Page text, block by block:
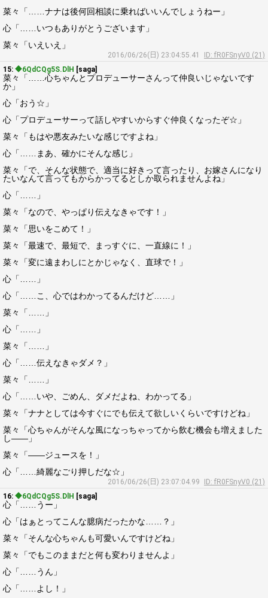
菜々「……ナナは後何回相談に乗ればいいんでしょうねー」
心「……いつもありがとうございます」
菜々「いえいえ」
2016/06/26(日) 23:04:55.41
ID: fR0FSnyV0 (21)
15: ◆6QdCQg5S.DlH [saga]
菜々「……心ちゃんとプロデューサーさんって仲良いじゃないです
か」
心「おう☆」
心「プロデューサーって話しやすいからすぐ仲良くなったぞ☆」
菜々「もはや悪友みたいな感じですよね」
心「……まあ、確かにそんな感じ」
菜々「で、そんな状態で、適当に好きって言ったり、お嫁さんになり
たいなんて言ってもからかってるとしか取られませんよね」
心「……」
菜々「なので、やっぱり伝えなきゃです！」
菜々「思いをこめて！」
菜々「最速で、最短で、まっすぐに、一直線に！」
菜々「変に遠まわしにとかじゃなく、直球で！」
心「……」
心「……こ、心ではわかってるんだけど……」
菜々「……」
心「……」
菜々「……」
心「……伝えなきゃダメ？」
菜々「……」
心「……いや、ごめん、ダメだよね、わかってる」
菜々「ナナとしては今すぐにでも伝えて欲しいくらいですけどね」
菜々「心ちゃんがそんな風になっちゃってから飲む機会も増えました
し――」
菜々「――ジュースを！」
心「……綺麗なごり押しだな☆」
2016/06/26(日) 23:07:04.99
ID: fR0FSnyV0 (21)
16: ◆6QdCQg5S.DlH [saga]
心「……うー」
心「はぁとってこんな臆病だったかな……？」
菜々「そんな心ちゃんも可愛いんですけどね」
菜々「でもこのままだと何も変わりませんよ」
心「……うん」
心「……よし！」